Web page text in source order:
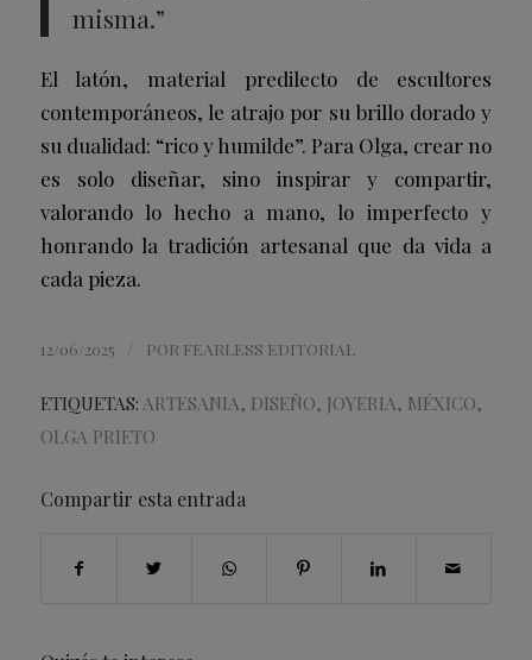
misma.”
El latón, material predilecto de escultores
contemporáneos, le atrajo por su brillo dorado y
su dualidad: “rico y humilde”. Para Olga, crear no
es solo diseñar, sino inspirar y compartir,
valorando lo hecho a mano, lo imperfecto y
honrando la tradición artesanal que da vida a
cada pieza.
12/06/2025 POR FEARLESS EDITORIAL
ETIQUETAS:ARTESANIA, DISEÑO, JOYERIA, MÉXICO,
OLGA PRIETO
Compartir esta entrada